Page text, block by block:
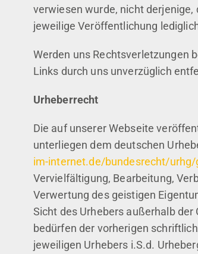
verwiesen wurde, nicht derjenige,
jeweilige Veröffentlichung
Werden uns Rechtsverletzungen
Links durch uns unverzüglich
Urheberrecht
Die auf unserer Webseite
unterliegen dem deutschen
im-internet.de/bundesrecht/
Vervielfältigung, Bearbeitung,
Verwertung des geistigen
Sicht des Urhebers außerhalb
bedürfen der vorherigen
jeweiligen Urhebers i.S.d.